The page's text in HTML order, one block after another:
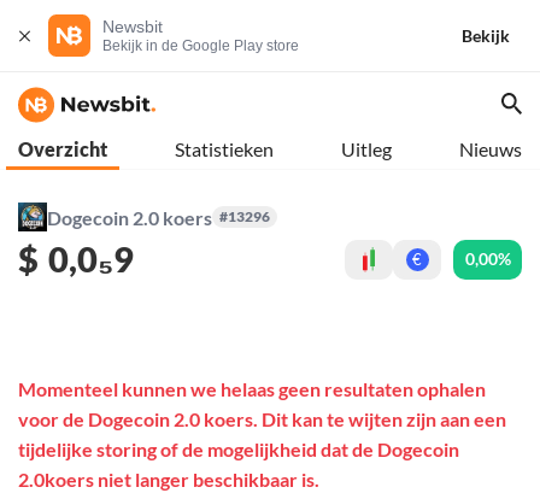
Newsbit
Bekijk in de Google Play store
Bekijk
Overzicht Statistieken Uitleg Nieuws
Dogecoin 2.0 koers #13296
$ 0,0₅9 € 0,00%
Momenteel kunnen we helaas geen resultaten ophalen
voor de Dogecoin 2.0 koers. Dit kan te wijten zijn aan een
tijdelijke storing of de mogelijkheid dat de Dogecoin
2.0koers niet langer beschikbaar is.